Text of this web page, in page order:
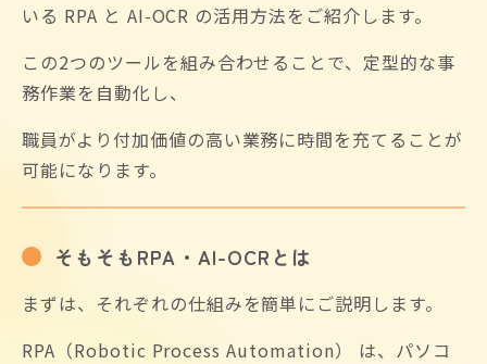
いる RPA と AI-OCR の活用方法をご紹介します。
この2つのツールを組み合わせることで、定型的な事
務作業を自動化し、
職員がより付加価値の高い業務に時間を充てることが
可能になります。
そもそもRPA・AI-OCRとは
まずは、それぞれの仕組みを簡単にご説明します。
RPA（Robotic Process Automation） は、パソコ